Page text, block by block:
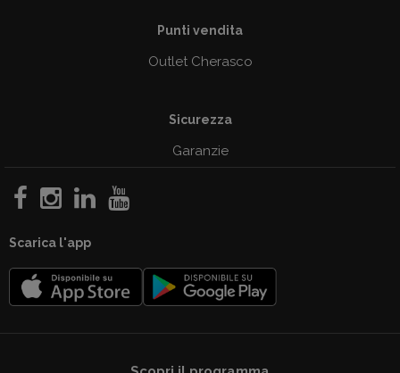
Punti vendita
Outlet Cherasco
Sicurezza
Garanzie
Scarica l'app